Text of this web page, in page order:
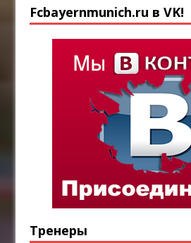
Fcbayernmunich.ru в VK!
Тренеры